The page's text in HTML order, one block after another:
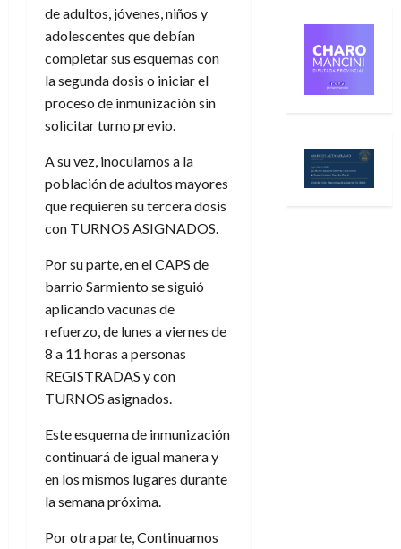
de adultos, jóvenes, niños y
adolescentes que debían
completar sus esquemas con
la segunda dosis o iniciar el
proceso de inmunización sin
solicitar turno previo.
A su vez, inoculamos a la
población de adultos mayores
que requieren su tercera dosis
con TURNOS ASIGNADOS.
Por su parte, en el CAPS de
barrio Sarmiento se siguió
aplicando vacunas de
refuerzo, de lunes a viernes de
8 a 11 horas a personas
REGISTRADAS y con
TURNOS asignados.
Este esquema de inmunización
continuará de igual manera y
en los mismos lugares durante
la semana próxima.
Por otra parte, Continuamos